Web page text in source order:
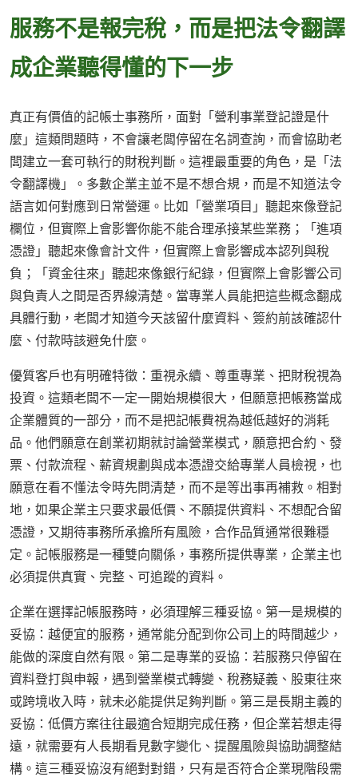
服務不是報完稅，而是把法令翻譯
成企業聽得懂的下一步
真正有價值的記帳士事務所，面對「營利事業登記證是什
麼」這類問題時，不會讓老闆停留在名詞查詢，而會協助老
闆建立一套可執行的財稅判斷。這裡最重要的角色，是「法
令翻譯機」。多數企業主並不是不想合規，而是不知道法令
語言如何對應到日常營運。比如「營業項目」聽起來像登記
欄位，但實際上會影響你能不能合理承接某些業務；「進項
憑證」聽起來像會計文件，但實際上會影響成本認列與稅
負；「資金往來」聽起來像銀行紀錄，但實際上會影響公司
與負責人之間是否界線清楚。當專業人員能把這些概念翻成
具體行動，老闆才知道今天該留什麼資料、簽約前該確認什
麼、付款時該避免什麼。
優質客戶也有明確特徵：重視永續、尊重專業、把財稅視為
投資。這類老闆不一定一開始規模很大，但願意把帳務當成
企業體質的一部分，而不是把記帳費視為越低越好的消耗
品。他們願意在創業初期就討論營業模式，願意把合約、發
票、付款流程、薪資規劃與成本憑證交給專業人員檢視，也
願意在看不懂法令時先問清楚，而不是等出事再補救。相對
地，如果企業主只要求最低價、不願提供資料、不想配合留
憑證，又期待事務所承擔所有風險，合作品質通常很難穩
定。記帳服務是一種雙向關係，事務所提供專業，企業主也
必須提供真實、完整、可追蹤的資料。
企業在選擇記帳服務時，必須理解三種妥協。第一是規模的
妥協：越便宜的服務，通常能分配到你公司上的時間越少，
能做的深度自然有限。第二是專業的妥協：若服務只停留在
資料登打與申報，遇到營業模式轉變、稅務疑義、股東往來
或跨境收入時，就未必能提供足夠判斷。第三是長期主義的
妥協：低價方案往往最適合短期完成任務，但企業若想走得
遠，就需要有人長期看見數字變化、提醒風險與協助調整結
構。這三種妥協沒有絕對對錯，只有是否符合企業現階段需